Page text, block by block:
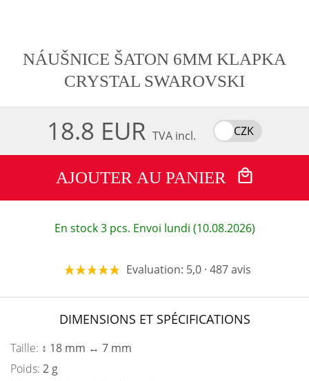
NÁUŠNICE ŠATON 6MM KLAPKA
CRYSTAL SWAROVSKI
18.8 EUR TVA incl. CZK
AJOUTER AU PANIER
En stock 3 pcs. Envoi lundi (10.08.2026)
Evaluation: 5,0 · 487 avis
DIMENSIONS ET SPÉCIFICATIONS
Taille: ↕ 18 mm ↔ 7 mm
Poids: 2 g